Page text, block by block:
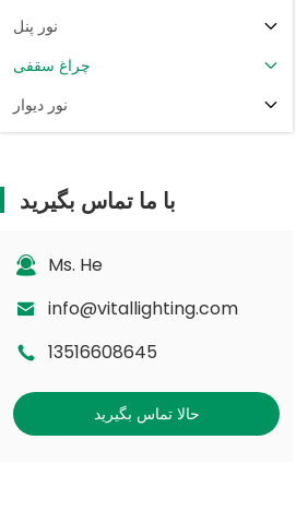
نور پنل
چراغ سقفی
نور دیوار
با ما تماس بگیرید
Ms. He
info@vitallighting.com
13516608645
حالا تماس بگیرید